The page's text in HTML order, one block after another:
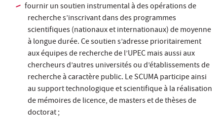
fournir un soutien instrumental à des opérations de
recherche s’inscrivant dans des programmes
scientifiques (nationaux et internationaux) de moyenne
à longue durée. Ce soutien s’adresse prioritairement
aux équipes de recherche de l’UPEC mais aussi aux
chercheurs d’autres universités ou d’établissements de
recherche à caractère public. Le SCUMA participe ainsi
au support technologique et scientifique à la réalisation
de mémoires de licence, de masters et de thèses de
doctorat ;